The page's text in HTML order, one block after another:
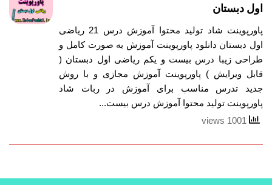
اول دبستان
پاورپوینت شاد تولید محتوا آموزش درس 21 ریاضی
اول دبستان دانلود پاورپوینت آموزش به صورت کامل و
طراحی زیبا درس بیست و یکم ریاضی اول دبستان (
قابل ویرایش ) پاورپوینت آموزش مجازی و با روش
جدید تدرس مناسب برای آموزش در ربات شاد
پاورپوینت تولید محتوا آموزش درس بیست...